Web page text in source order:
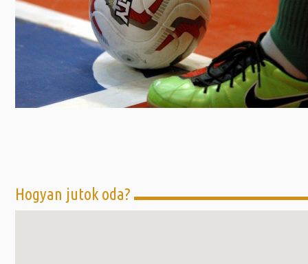
Sport
Buli/Disco
Kiemelt rendezvények
Tanfolyam, képzés
Ünnepek,
most
Fák
Röplabda
Hogyan jutok oda?